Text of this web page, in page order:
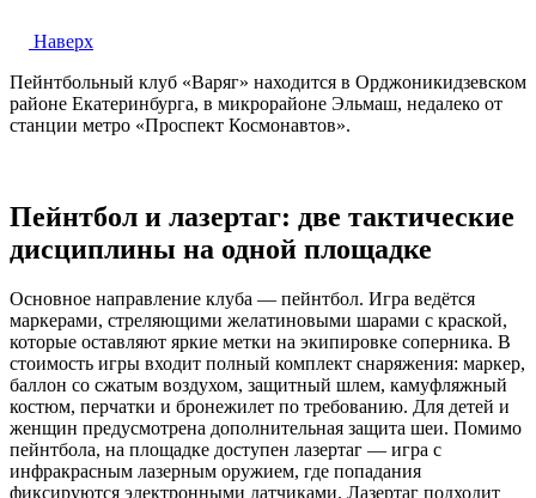
Наверх
Пейнтбольный клуб «Варяг» находится в Орджоникидзевском
районе Екатеринбурга, в микрорайоне Эльмаш, недалеко от
станции метро «Проспект Космонавтов».
Пейнтбол и лазертаг: две тактические
дисциплины на одной площадке
Основное направление клуба — пейнтбол. Игра ведётся
маркерами, стреляющими желатиновыми шарами с краской,
которые оставляют яркие метки на экипировке соперника. В
стоимость игры входит полный комплект снаряжения: маркер,
баллон со сжатым воздухом, защитный шлем, камуфляжный
костюм, перчатки и бронежилет по требованию. Для детей и
женщин предусмотрена дополнительная защита шеи. Помимо
пейнтбола, на площадке доступен лазертаг — игра с
инфракрасным лазерным оружием, где попадания
фиксируются электронными датчиками. Лазертаг подходит